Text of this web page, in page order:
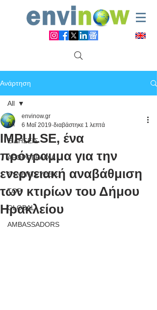
Ανάρτηση
All
ΕΙΔΗΣΕΙΣ
ΑΡΘΡΟΓΡΑΦΙΑ
ΣΥΝΕΝΤΕΥΞΕΙΣ
TOP
GLOBAL
AMBASSADORS
All
IMPULSE, ένα
πρόγραμμα για την
ενεργειακή αναβάθμιση
των κτιρίων του Δήμου
Ηρακλείου
envinow.gr
6 Μαΐ 2019 διαβάστηκε 1 λεπτά